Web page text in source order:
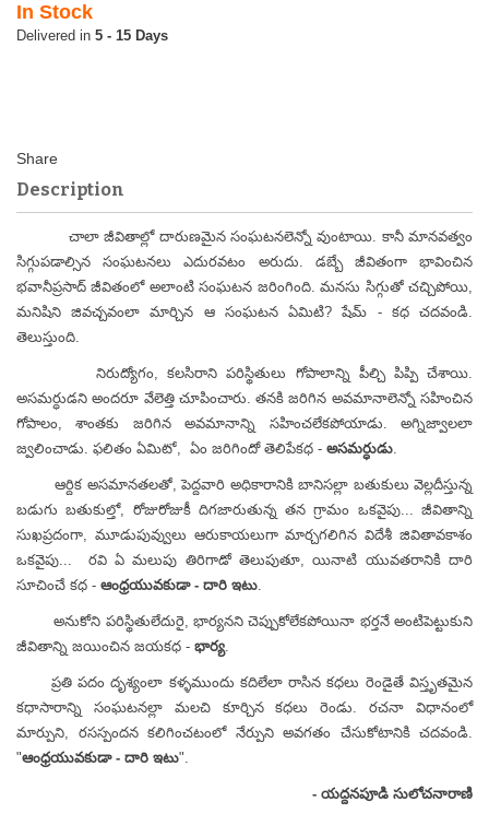
In Stock
5 - 15 Days
Description
చాలా జీవితాల్లో దారుణమైన సంఘటనలెన్నో వుంటాయి. కానీ మానవత్వం
సిగ్గుపడాల్సిన సంఘటనలు ఎదురవటం అరుదు. డబ్బే జీవితంగా భావించిన
భవానీప్రసాద్ జీవితంలో అలాంటి సంఘటన జరింగింది. మనసు సిగ్గుతో చచ్చిపోయి,
మనిషిని జివచ్చవంలా మార్చిన ఆ సంఘటన ఏమిటి? షేమ్ - కధ చదవండి.
తెలుస్తుంది.
నిరుద్యోగం, కలసిరాని పరిస్థితులు గోపాలాన్ని పీల్చి పిప్పి చేశాయి.
అసమర్ధుడని అందరూ వేలెత్తి చూపించారు. తనకి జరిగిన అవమానాలెన్నో సహించిన
గోపాలం, శాంతకు జరిగిన అవమానాన్ని సహించలేకపోయాడు. అగ్నిజ్వాలలా
జ్వలించాడు. ఫలితం ఏమిటో, ఏం జరిగిందో తెలిపేకధ - అసమర్ధుడు.
ఆర్దిక అసమానతలతో, పెద్దవారి అధికారానికి బానిసల్లా బతుకులు వెల్లదీస్తున్న
బడుగు బతుకుల్తో, రోజురోజుకీ దిగజారుతున్న తన గ్రామం ఒకవైపు... జీవితాన్ని
సుఖప్రదంగా, మూడుపువ్వులు ఆరుకాయలుగా మార్చగలిగిన విదేశీ జివితావకాశం
ఒకవైపు... రవి ఏ మలుపు తిరిగాడో తెలుపుతూ, యినాటి యువతరానికి దారి
సూచించే కధ - ఆంధ్రయువకుడా - దారి ఇటు.
అనుకోని పరిస్థితులేదురై, భార్యనని చెప్పుకోలేకపోయినా భర్తనే అంటిపెట్టుకుని
జీవితాన్ని జయించిన జయకధ - భార్య.
ప్రతి పదం దృశ్యంలా కళ్ళముందు కదిలేలా రాసిన కధలు రెండైతే విస్తృతమైన
కధాసారాన్ని సంఘటనల్లా మలచి కూర్చిన కధలు రెండు. రచనా విధానంలో
మార్పుని, రసస్పందన కలిగించటంలో నేర్పుని అవగతం చేసుకోటానికి చదవండి.
"ఆంధ్రయువకుడా - దారి ఇటు".
- యద్దనపూడి సులోచనారాణి